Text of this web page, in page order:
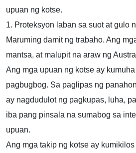
upuan ng kotse.
1. Proteksyon laban sa suot at gulo
Maruming damit ng trabaho. Ang
mantsa, at malupit na araw ng
Ang mga upuan ng kotse ay
pagbugbog. Sa paglipas ng
ay nagdudulot ng pagkupas, luha,
iba pang pinsala na sumabog sa
upuan.
Ang mga takip ng kotse ay